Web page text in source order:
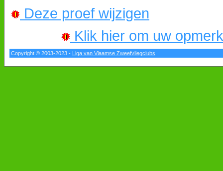
Deze proef wijzigen
Klik hier om uw
Copyright © 2003-2023 - Liga van Vlaamse Zweefvliegclubs